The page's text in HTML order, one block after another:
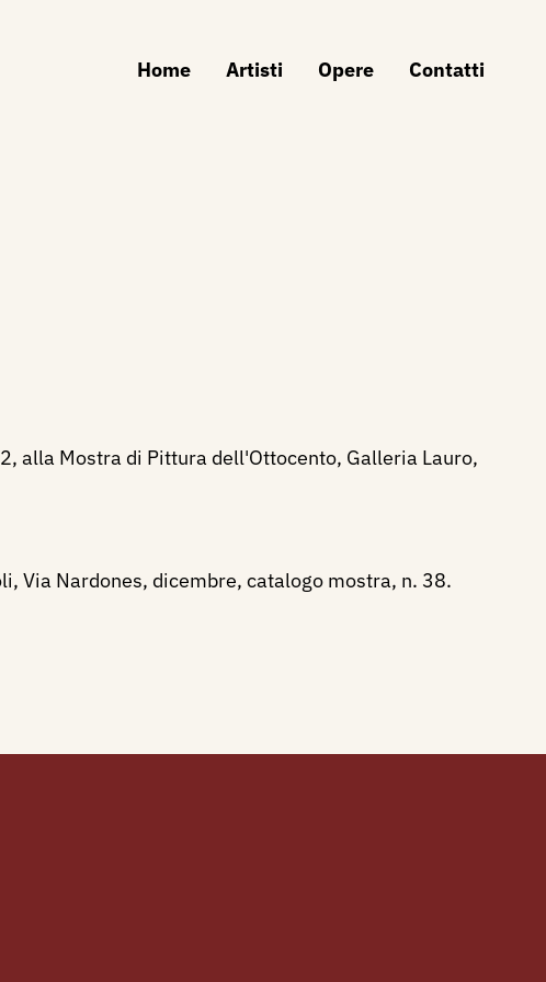
Home Artisti Opere Contatti
alla Mostra di Pittura dell'Ottocento, Galleria Lauro,
Via Nardones, dicembre, catalogo mostra, n. 38.